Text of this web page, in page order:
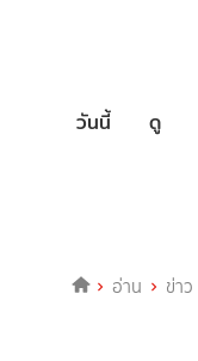
วันนี้ ดู
อ่าน ข่าว